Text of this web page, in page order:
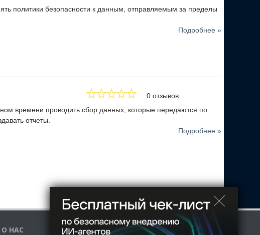
политики безопасности к данным, отправляемым за пределы
Подробнее »
0 отзывов
времени проводить сбор данных, которые передаются по
отчеты.
Подробнее »
О НАС